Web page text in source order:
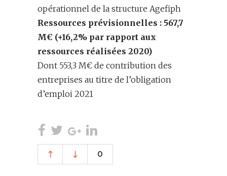
opérationnel de la structure Agefiph
Ressources prévisionnelles : 567,7
M€ (+16,2% par rapport aux
ressources réalisées 2020)
Dont 553,3 M€ de contribution des
entreprises au titre de l’obligation
d’emploi 2021
0